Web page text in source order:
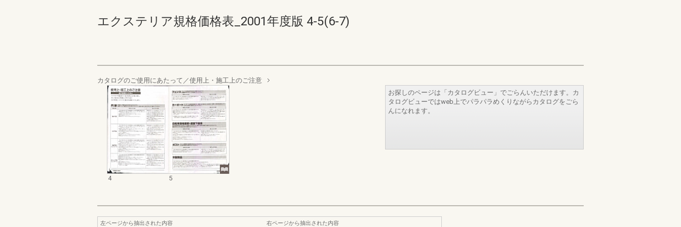
エクステリア規格価格表_2001年度版 4-5(6-7)
カタログのご使用にあたって／使用上・施工上のご注意
4 5
お探しのページは「カタログビュー」でごらんいただけます。カ
タログビューではweb上でパラパラめくりながらカタログをごら
んになれます。
左ページから抽出された内容
右ページから抽出された内容